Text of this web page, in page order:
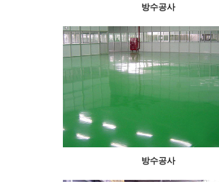
방수공사
방수공사